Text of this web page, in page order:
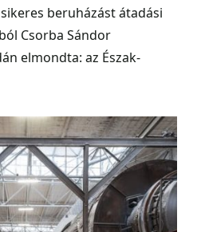
beruházást átadási
Csorba Sándor
elmondta: az Észak-